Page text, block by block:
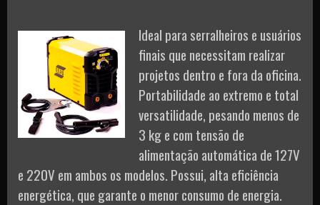
Ideal para serralheiros e usuários
finais que necessitam realizar
projetos dentro e fora da oficina.
Portabilidade ao extremo e total
versatilidade, pesando menos de
3 kg e com tensão de
alimentação automática de 127V
e 220V em ambos os modelos. Possui, alta eficiência
energética, que garante o menor consumo de energia.